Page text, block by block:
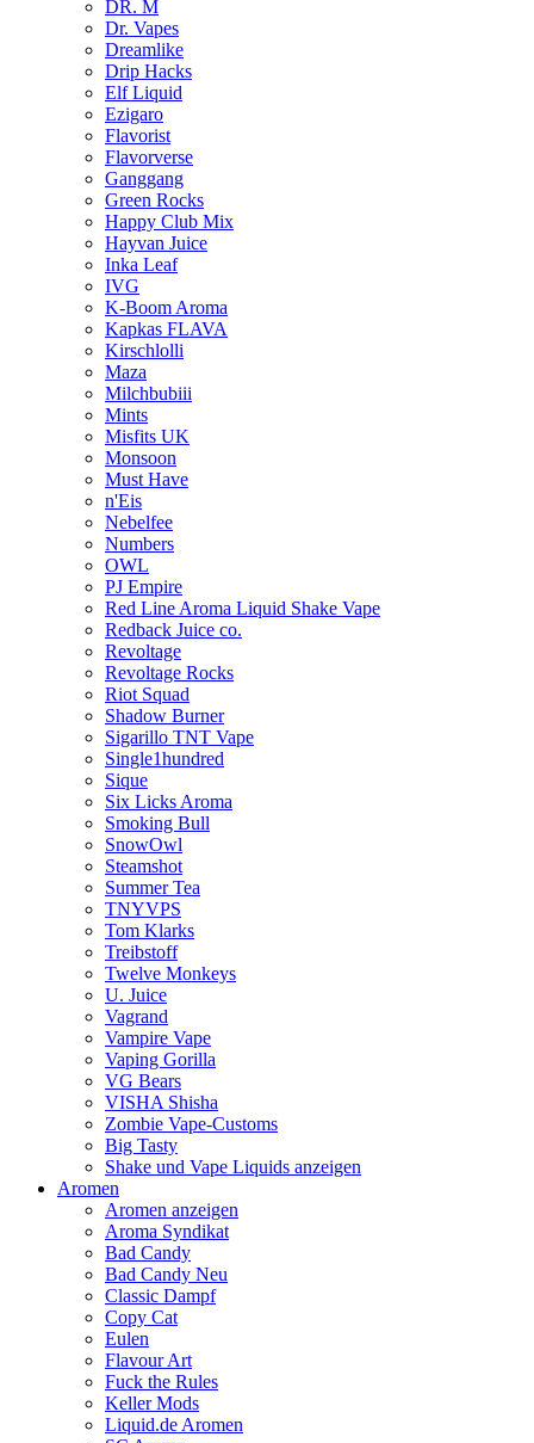
DR. M
Dr. Vapes
Dreamlike
Drip Hacks
Elf Liquid
Ezigaro
Flavorist
Flavorverse
Ganggang
Green Rocks
Happy Club Mix
Hayvan Juice
Inka Leaf
IVG
K-Boom Aroma
Kapkas FLAVA
Kirschlolli
Maza
Milchbubiii
Mints
Misfits UK
Monsoon
Must Have
n'Eis
Nebelfee
Numbers
OWL
PJ Empire
Red Line Aroma Liquid Shake Vape
Redback Juice co.
Revoltage
Revoltage Rocks
Riot Squad
Shadow Burner
Sigarillo TNT Vape
Single1hundred
Sique
Six Licks Aroma
Smoking Bull
SnowOwl
Steamshot
Summer Tea
TNYVPS
Tom Klarks
Treibstoff
Twelve Monkeys
U. Juice
Vagrand
Vampire Vape
Vaping Gorilla
VG Bears
VISHA Shisha
Zombie Vape-Customs
Big Tasty
Shake und Vape Liquids anzeigen
Aromen
Aromen anzeigen
Aroma Syndikat
Bad Candy
Bad Candy Neu
Classic Dampf
Copy Cat
Eulen
Flavour Art
Fuck the Rules
Keller Mods
Liquid.de Aromen